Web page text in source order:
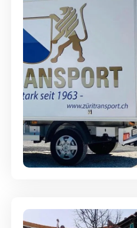
Möbellagerung -
aufbewahrt